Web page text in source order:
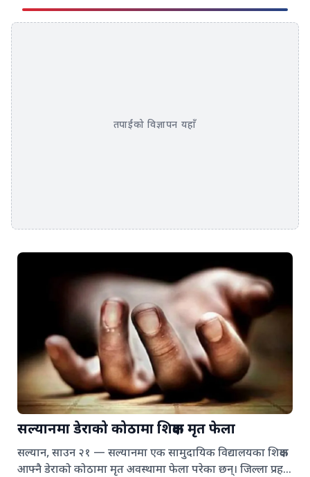
तपाईंको विज्ञापन यहाँ
सल्यानमा डेराको कोठामा शिक्षक मृत फेला
सल्यान, साउन २१ — सल्यानमा एक सामुदायिक विद्यालयका शिक्षक
आफ्नै डेराको कोठामा मृत अवस्थामा फेला परेका छन्। जिल्ला प्रहरी